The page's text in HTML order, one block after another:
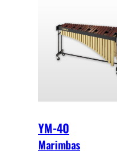
YM-40
Marimbas